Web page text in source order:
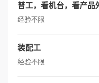
普工，看机台，看产品
经验不限
装配工
经验不限